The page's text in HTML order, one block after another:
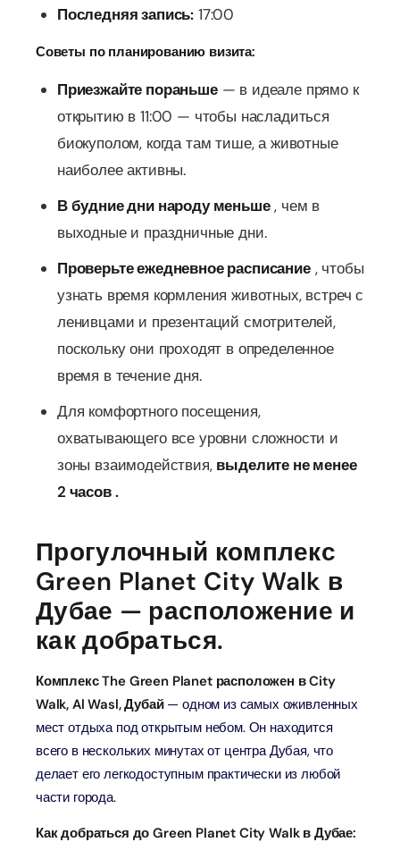
Последняя запись: 17:00
Советы по планированию визита:
Приезжайте пораньше— в идеале прямо к
открытию в 11:00 — чтобы насладиться
биокуполом, когда там тише, а животные
наиболее активны.
В будние дни народу меньше, чем в
выходные и праздничные дни.
Проверьте ежедневное расписание, чтобы
узнать время кормления животных, встреч с
ленивцами и презентаций смотрителей,
поскольку они проходят в определенное
время в течение дня.
Для комфортного посещения,
охватывающего все уровни сложности и
зоны взаимодействия, выделите не менее
2 часов .
Прогулочный комплекс
Green Planet City Walk в
Дубае — расположение и
как добраться.
Комплекс The Green Planet расположен в City
Walk, Al Wasl, Дубай— одном из самых оживленных
мест отдыха под открытым небом. Он находится
всего в нескольких минутах от центра Дубая, что
делает его легкодоступным практически из любой
части города.
Как добраться до Green Planet City Walk в Дубае: